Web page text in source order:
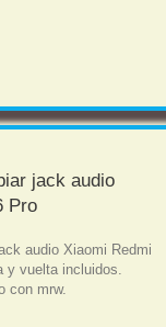
jack audio
Pro
audio Xiaomi Redmi
y vuelta incluidos.
con mrw.